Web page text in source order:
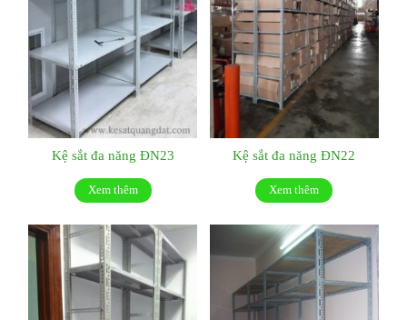
Kệ sắt đa năng ĐN23
Xem thêm
Kệ sắt đa năng ĐN22
Xem thêm